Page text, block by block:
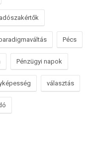
Pécs
Pénzügyi napok
választás